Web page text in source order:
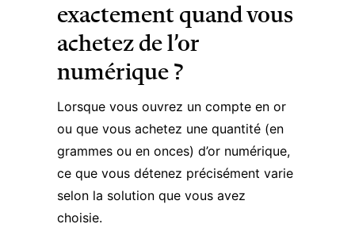
exactement quand vous
achetez de l’or
numérique ?
Lorsque vous ouvrez un compte en or
ou que vous achetez une quantité (en
grammes ou en onces) d’or numérique,
ce que vous détenez précisément varie
selon la solution que vous avez
choisie.